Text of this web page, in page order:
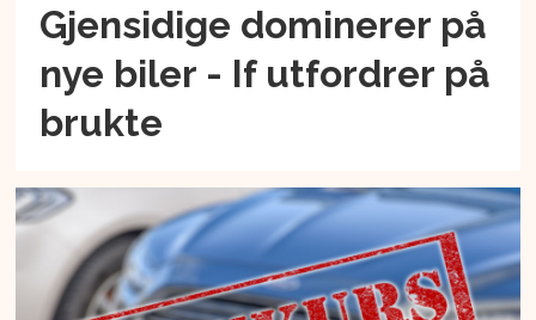
Gjensidige dominerer på
nye biler - If utfordrer på
brukte